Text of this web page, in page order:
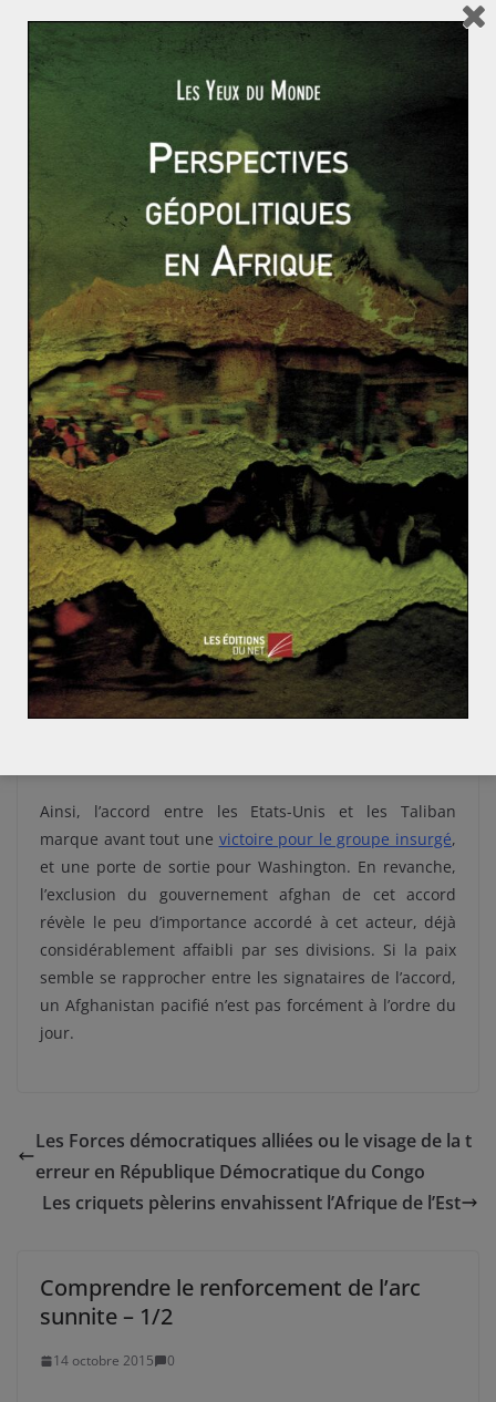
dans le cadre de cet accord. Les Taliban, à l’inverse,
attendent cette libération comme l’une des clauses de
l’accord avec Washington. L’administration américaine
doit désormais convaincre le gouvernement afghan de
prendre des mesures suite à des négociations où il
n’était pas représenté.
Le gouvernement toujours divisé
La question de la représentation du gouvernement
afghan se pose d’autant plus que celui-ci est en pleine
crise.Lors des élections de 2014, Ashraf Ghani
succédait à Hamid Karzai dans des conditions de
transparence plus que douteuses. Son principal
adversaire, le Docteur Abdullah, ancien membre de
l’Alliance du Nord d’Ahmad Shah Massoud, conteste les
résultats. La pression de la Communauté
Internationale, qui a pris fait et cause pour Ghani, a
permis une médiation et une solution ; le Docteur
Abdullah est devenu une sorte de Premier ministre de
Ghani. Un scénario similaire se répète en 2019. Cette
fois, les observateurs déclarent que les élections ont
été transparentes, avec Ghani vainqueur. Mais
Abdullah s’est également déclaré vainqueur, a
commencé à nommer son propre gouvernement et
même
un gouverneur à Jowzjan
. Le faible taux de
Ainsi, l’accord entre les Etats-Unis et les Taliban
marque avant tout une victoire pour le groupe insurgé,
et une porte de sortie pour Washington. En revanche,
l’exclusion du gouvernement afghan de cet accord
révèle le peu d’importance accordé à cet acteur, déjà
considérablement affaibli par ses divisions. Si la paix
semble se rapprocher entre les signataires de l’accord,
un Afghanistan pacifié n’est pas forcément à l’ordre du
jour.
Les Forces démocratiques alliées ou le visage de la t
erreur en République Démocratique du Congo
Les criquets pèlerins envahissent l’Afrique de l’Est
Comprendre le renforcement de l’arc
sunnite – 1/2
14 octobre 2015 0